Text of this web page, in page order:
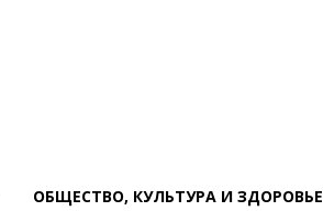
ОБЩЕСТВО, КУЛЬТУРА И ЗДОРОВЬЕ